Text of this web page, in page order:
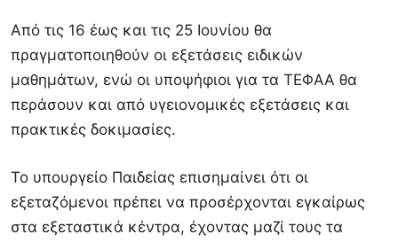
Από τις 16 έως και τις 25 Ιουνίου θα
πραγματοποιηθούν οι εξετάσεις ειδικών
μαθημάτων, ενώ οι υποψήφιοι για τα ΤΕΦΑΑ θα
περάσουν και από υγειονομικές εξετάσεις και
πρακτικές δοκιμασίες.
Το υπουργείο Παιδείας επισημαίνει ότι οι
εξεταζόμενοι πρέπει να προσέρχονται εγκαίρως
στα εξεταστικά κέντρα, έχοντας μαζί τους τα